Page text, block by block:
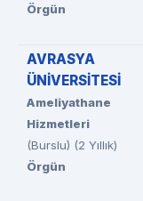
Örgün
AVRASYA
ÜNİVERSİTESİ
Ameliyathane
Hizmetleri
(Burslu) (2 Yıllık)
Örgün